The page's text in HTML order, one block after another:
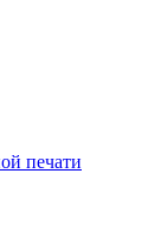
печати